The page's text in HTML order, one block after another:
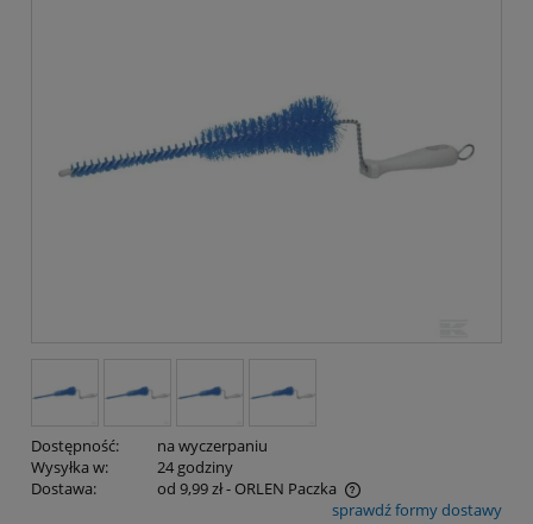
Dostępność:
na wyczerpaniu
Wysyłka w:
24 godziny
Dostawa:
od 9,99 zł- ORLEN Paczka
Cena nie zawiera ewentualnych kosztów płatnościsprawdź formy dostawy